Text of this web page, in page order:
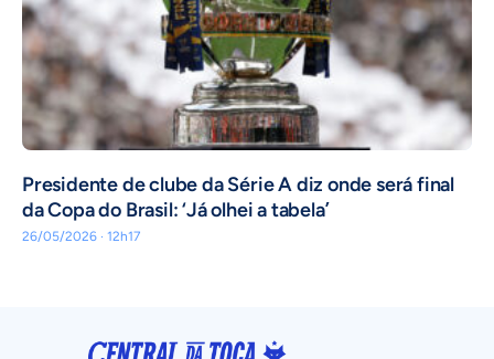
Presidente de clube da Série A diz onde será final
da Copa do Brasil: ‘Já olhei a tabela’
26/05/2026 · 12h17